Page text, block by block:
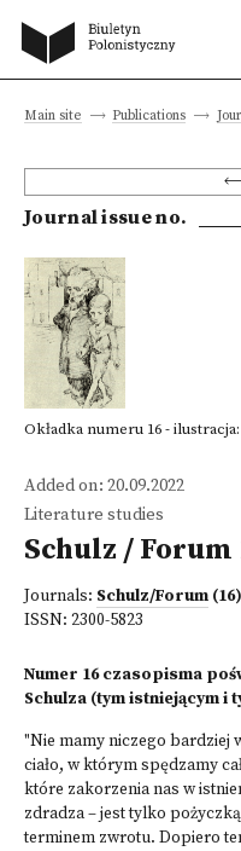
Main site Publications
Journal issue no.
Okładka numeru 16 -
Added on: 20.09.2022
Literature studies
Schulz / Forum
Journals: Schulz/Forum
ISSN: 2300-5823
Numer 16 czasopisma
Schulza (tym istniejącym i
"Nie mamy niczego bardziej
ciało, w którym spędzamy
które zakorzenia nas w
zdradza – jest tylko
terminem zwrotu. Dopiero